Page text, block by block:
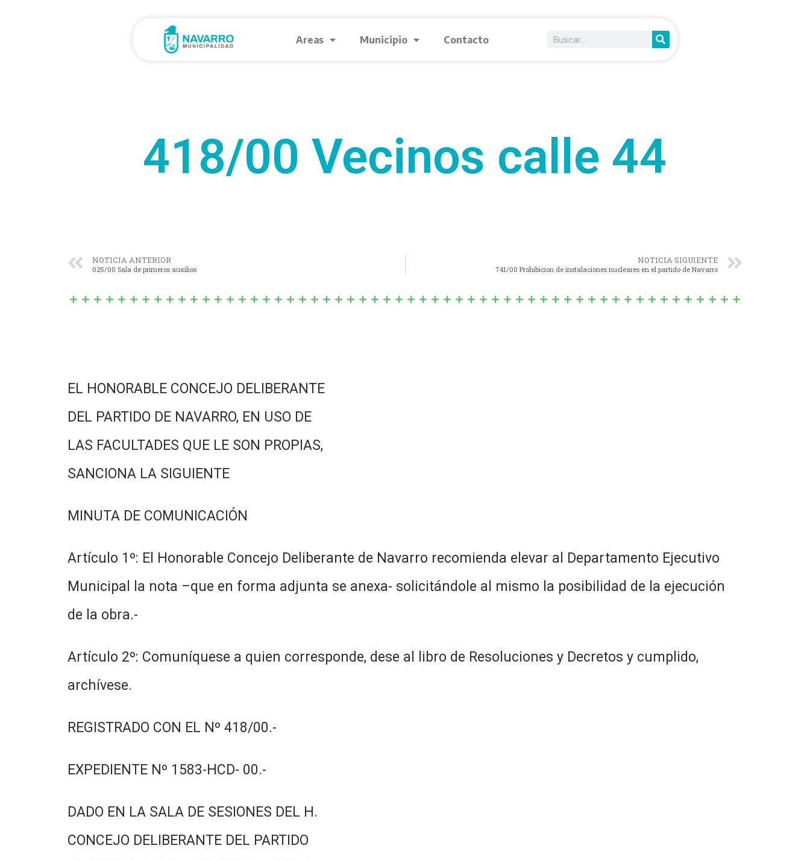
Areas Municipio Contacto
418/00 Vecinos calle 44
NOTICIA ANTERIOR
025/00 Sala de primeros auxilios
NOTICIA SIGUIENTE
741/00 Prohibicion de instalaciones nucleares en el partido de Navarro
EL HONORABLE CONCEJO DELIBERANTE
DEL PARTIDO DE NAVARRO, EN USO DE
LAS FACULTADES QUE LE SON PROPIAS,
SANCIONA LA SIGUIENTE
MINUTA DE COMUNICACIÓN
Artículo 1º: El Honorable Concejo Deliberante de Navarro recomienda elevar al Departamento Ejecutivo
Municipal la nota –que en forma adjunta se anexa- solicitándole al mismo la posibilidad de la ejecución
de la obra.-
Artículo 2º: Comuníquese a quien corresponde, dese al libro de Resoluciones y Decretos y cumplido,
archívese.
REGISTRADO CON EL Nº 418/00.-
EXPEDIENTE Nº 1583-HCD- 00.-
DADO EN LA SALA DE SESIONES DEL H.
CONCEJO DELIBERANTE DEL PARTIDO